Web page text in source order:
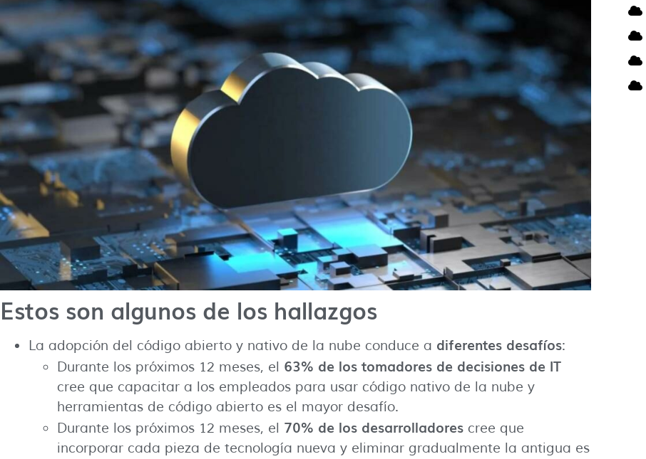
Estos son algunos de los hallazgos
La adopción del código abierto y nativo de la nube conduce a diferentes desafíos:
Durante los próximos 12 meses, el 63% de los tomadores de decisiones de IT
cree que capacitar a los empleados para usar código nativo de la nube y
herramientas de código abierto es el mayor desafío.
Durante los próximos 12 meses, el 70% de los desarrolladores cree que
incorporar cada pieza de tecnología nueva y eliminar gradualmente la antigua es